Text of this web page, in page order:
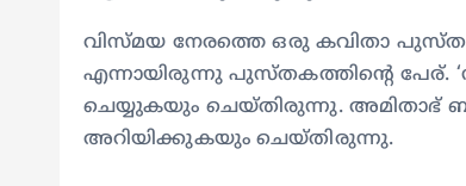
വിസ്മയ നേരത്തെ ഒരു കവിതാ
എന്നായിരുന്നു പുസ്തകത്തിന്റെ പേര്.
ചെയ്യുകയും ചെയ്തിരുന്നു.
അറിയിക്കുകയും ചെയ്തിരുന്നു.